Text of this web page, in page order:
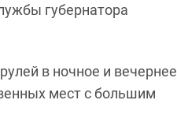
губернатора
в ночное и вечернее
мест с большим